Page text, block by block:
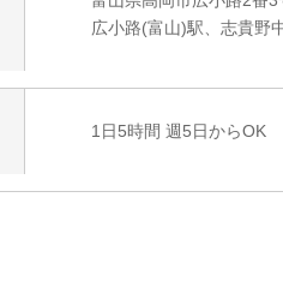
広小路(富山)駅、志貴野
1日5時間 週5日からOK